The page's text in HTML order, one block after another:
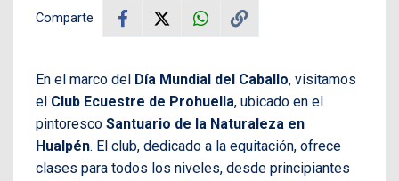
Comparte
En el marco del Día Mundial del Caballo, visitamos
el Club Ecuestre de Prohuella, ubicado en el
pintoresco Santuario de la Naturaleza en
Hualpén. El club, dedicado a la equitación, ofrece
clases para todos los niveles, desde principiantes